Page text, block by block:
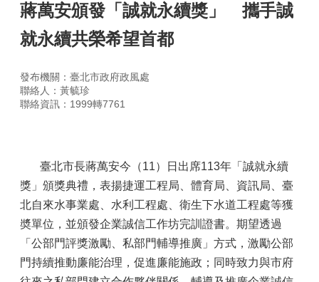
蔣萬安頒發「誠就永續獎」 攜手誠
就永續共榮希望首都
發布機關：臺北市政府政風處
聯絡人：黃毓珍
聯絡資訊：1999轉7761
臺北市長蔣萬安今（11）日出席113年「誠就永續
獎」頒獎典禮，表揚捷運工程局、體育局、資訊局、臺
北自來水事業處、水利工程處、衛生下水道工程處等獲
奬單位，並頒發企業誠信工作坊完訓證書。期望透過
「公部門評獎激勵、私部門輔導推廣」方式，激勵公部
門持續推動廉能治理，促進廉能施政；同時致力與市府